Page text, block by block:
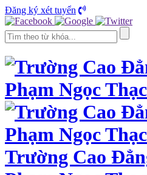
Đăng ký xét tuyển
Trường Cao